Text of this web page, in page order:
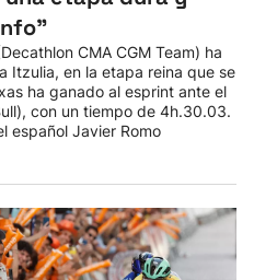
CMA CGM Team) ha
Itzulia, en la etapa reina que se
ha ganado al esprint ante el
con un tiempo de 4h.30.03.
español Javier Romo